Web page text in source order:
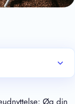
Øg din